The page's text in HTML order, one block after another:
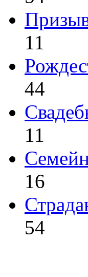
11
44
11
16
54